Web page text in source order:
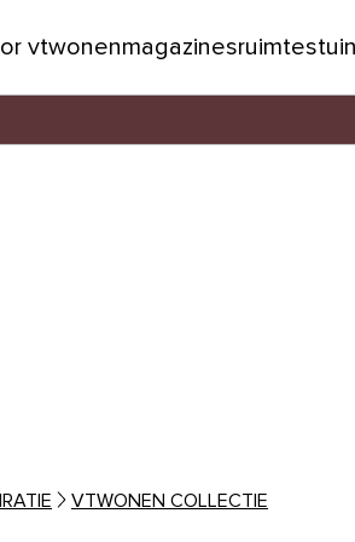
vtwonenmagazinesruimtestuin
VTWONEN COLLECTIE